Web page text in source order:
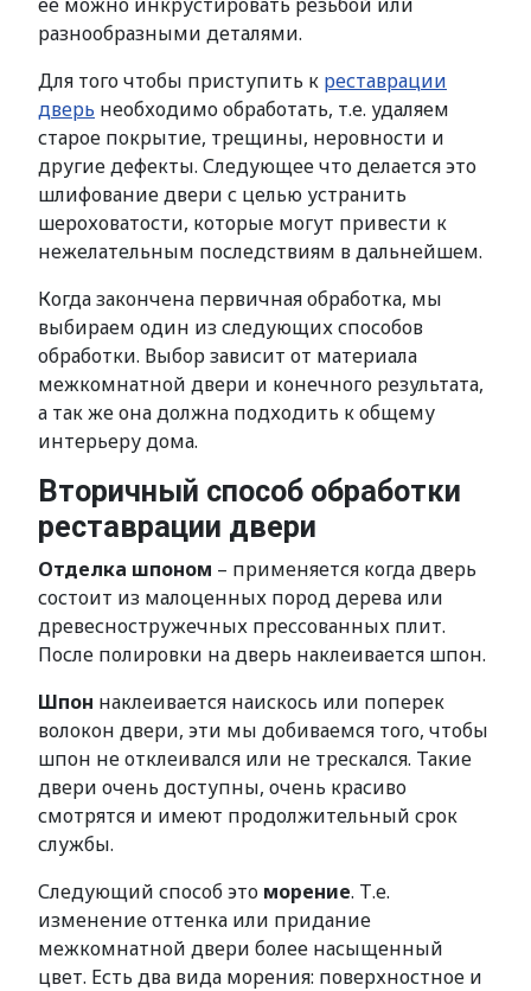
разнообразными деталями.
Для того чтобы приступить к реставрации
дверь необходимо обработать, т.е. удаляем
старое покрытие, трещины, неровности и
другие дефекты. Следующее что делается это
шлифование двери с целью устранить
шероховатости, которые могут привести к
нежелательным последствиям в дальнейшем.
Когда закончена первичная обработка, мы
выбираем один из следующих способов
обработки. Выбор зависит от материала
межкомнатной двери и конечного результата,
а так же она должна подходить к общему
интерьеру дома.
Вторичный способ обработки
реставрации двери
Отделка шпоном – применяется когда дверь
состоит из малоценных пород дерева или
древесностружечных прессованных плит.
После полировки на дверь наклеивается шпон.
Шпон наклеивается наискось или поперек
волокон двери, эти мы добиваемся того, чтобы
шпон не отклеивался или не трескался. Такие
двери очень доступны, очень красиво
смотрятся и имеют продолжительный срок
службы.
Следующий способ это морение. Т.е.
изменение оттенка или придание
межкомнатной двери более насыщенный
цвет. Есть два вида морения: поверхностное и